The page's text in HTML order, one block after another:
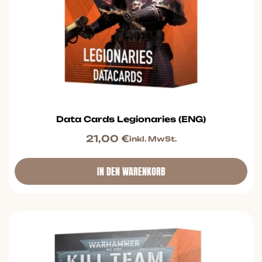
Data Cards Legionaries (ENG)
21,00 €inkl. MwSt.
IN DEN WARENKORB